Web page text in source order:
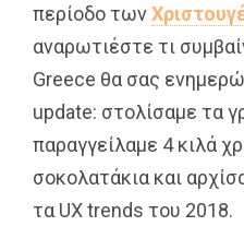
περίοδο των
αναρωτιέστε τι
Greece θα σας
update: στολίσαμε τα
παραγγείλαμε 4 κιλά
σοκολατάκια και
τα UX trends του 2018.